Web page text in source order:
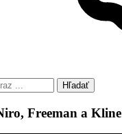
Hľadať
Freeman a Kline